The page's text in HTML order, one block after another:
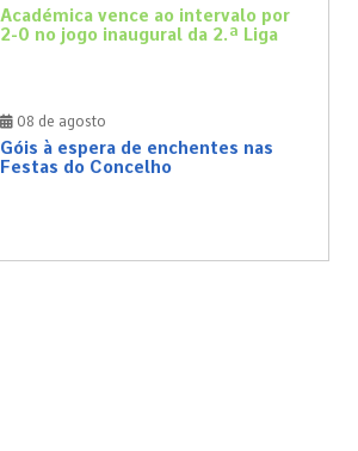
Académica vence ao intervalo por
2-0 no jogo inaugural da 2.ª Liga
08 de agosto
Góis à espera de enchentes nas
Festas do Concelho